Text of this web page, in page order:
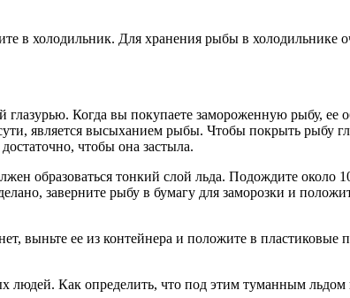
в холодильник. Для хранения рыбы в холодильнике
Когда вы покупаете замороженную рыбу, ее
является высыханием рыбы. Чтобы покрыть рыбу
чтобы она застыла.
образоваться тонкий слой льда. Подождите около
заверните рыбу в бумагу для заморозки и
выньте ее из контейнера и положите в
Как определить, что под этим туманным льдом